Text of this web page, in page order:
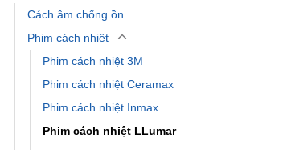
Phim cách nhiệt Inmax
Phim cách nhiệt LLumar
Phim cách nhiệt Ntech
Phim cách nhiệt Quad Film
Phim cách nhiệt Zivent